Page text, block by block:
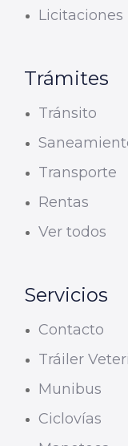
Licitaciones
Trámites
Tránsito
Transporte
Rentas
Ver todos
Servicios
Contacto
Tráiler
Munibus
Ciclovías